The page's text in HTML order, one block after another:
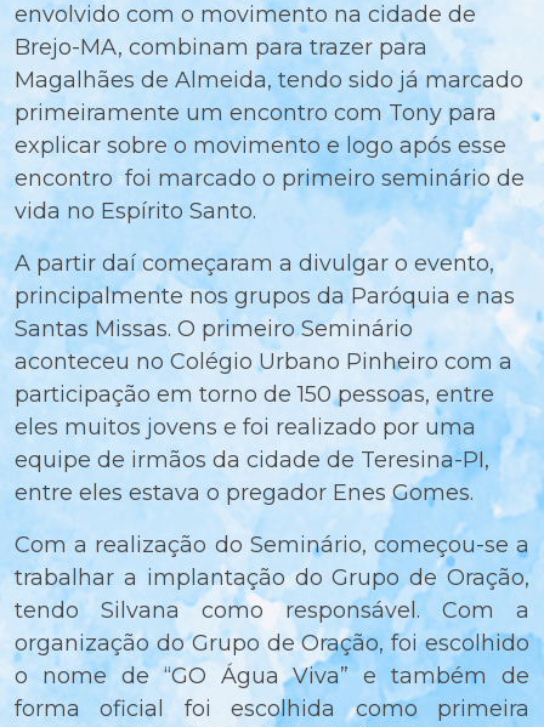
envolvido com o movimento na cidade de
Brejo-MA, combinam para trazer para
Magalhães de Almeida, tendo sido já marcado
primeiramente um encontro com Tony para
explicar sobre o movimento e logo após esse
encontro foi marcado o primeiro seminário de
vida no Espírito Santo.
A partir daí começaram a divulgar o evento,
principalmente nos grupos da Paróquia e nas
Santas Missas. O primeiro Seminário
aconteceu no Colégio Urbano Pinheiro com a
participação em torno de 150 pessoas, entre
eles muitos jovens e foi realizado por uma
equipe de irmãos da cidade de Teresina-PI,
entre eles estava o pregador Enes Gomes.
Com a realização do Seminário, começou-se a
trabalhar a implantação do Grupo de Oração,
tendo Silvana como responsável. Com a
organização do Grupo de Oração, foi escolhido
o nome de “GO Água Viva” e também de
forma oficial foi escolhida como primeira